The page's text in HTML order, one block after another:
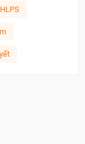
HLPS